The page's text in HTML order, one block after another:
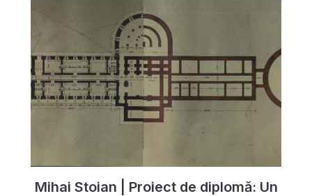
Mihai Stoian | Proiect de diplomă: Un